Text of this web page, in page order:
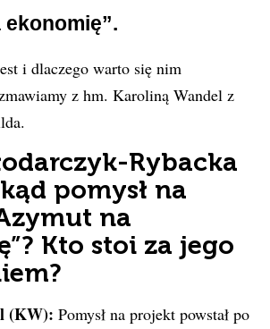
i dlaczego warto się nim
z hm. Karoliną Wandel z
Rybacka
pomysł na
na
Kto stoi za jego
(KW): Pomysł na projekt powstał po